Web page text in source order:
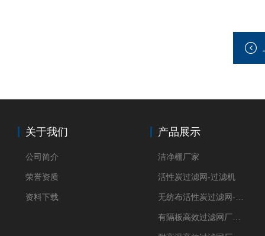
关于我们
公司简介
荣誉资质
资料下载
产品展示
洁净棚厂家
活性炭过滤网-过滤机